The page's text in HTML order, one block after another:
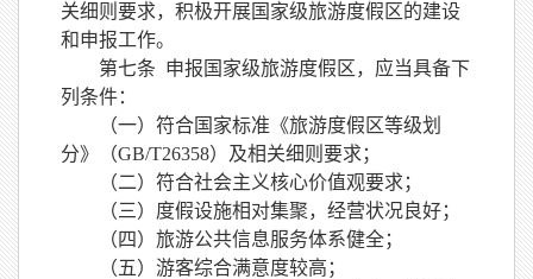
关细则要求，积极开展国家级旅游度假区的建设
和申报工作。
第七条 申报国家级旅游度假区，应当具备下
列条件：
（一）符合国家标准《旅游度假区等级划
分》（GB/T26358）及相关细则 要求；
（二）符合社会主义核心价值观要求；
（三）度假设施相对集聚，经营状况 良好；
（四）旅游公共信息服务体系健全；
（五）游客综合满意度较高；